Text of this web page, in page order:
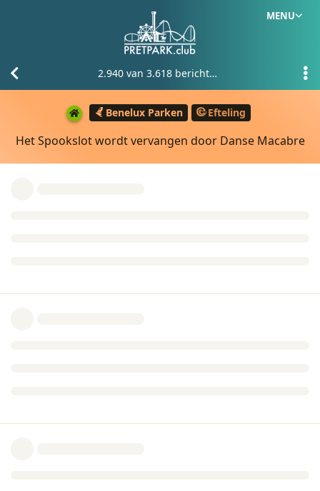
MENU
Benelux Parken Efteling
Het Spookslot wordt vervangen door Danse Macabre
2.940 van 3.618 berichten